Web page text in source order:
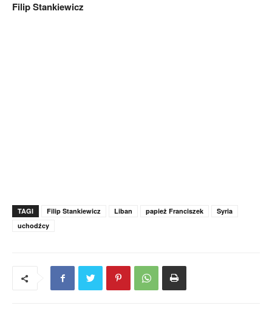
Filip Stankiewicz
TAGI Filip Stankiewicz Liban papież Franciszek
Syria
uchodźcy